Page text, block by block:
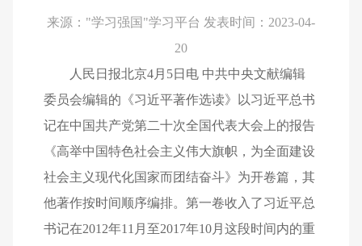
来源："学习强国"学习平台 发表时间：2023-04-
20
人民日报北京4月5日电 中共中央文献编辑
委员会编辑的《习近平著作选读》以习近平总书
记在中国共产党第二十次全国代表大会上的报告
《高举中国特色社会主义伟大旗帜，为全面建设
社会主义现代化国家而团结奋斗》为开卷篇，其
他著作按时间顺序编排。第一卷收入了习近平总
书记在2012年11月至2017年10月这段时间内的重